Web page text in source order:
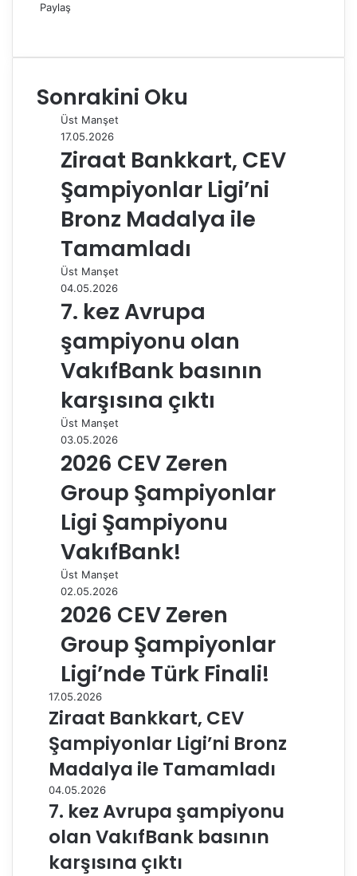
Paylaş
c
b
o
n
e
d
m
r
n
e
r
d
i
t
a
s
A
p
p
l
g
r
a
m
P
s
t
a
i
l
p
y
l
a
ş
z
ı
r
Sonrakini Oku
Üst Manşet
17.05.2026
Ziraat Bankkart, CEV
Şampiyonlar Ligi’ni
Bronz Madalya ile
Tamamladı
Üst Manşet
04.05.2026
7. kez Avrupa
şampiyonu olan
VakıfBank basının
karşısına çıktı
Üst Manşet
03.05.2026
2026 CEV Zeren
Group Şampiyonlar
Ligi Şampiyonu
VakıfBank!
Üst Manşet
02.05.2026
2026 CEV Zeren
Group Şampiyonlar
Ligi’nde Türk Finali!
17.05.2026
Ziraat Bankkart, CEV
Şampiyonlar Ligi’ni Bronz
Madalya ile Tamamladı
04.05.2026
7. kez Avrupa şampiyonu
olan VakıfBank basının
karşısına çıktı